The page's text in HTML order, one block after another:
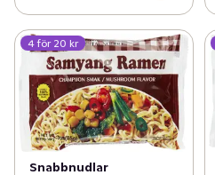
4 för 20 kr
Snabbnudlar